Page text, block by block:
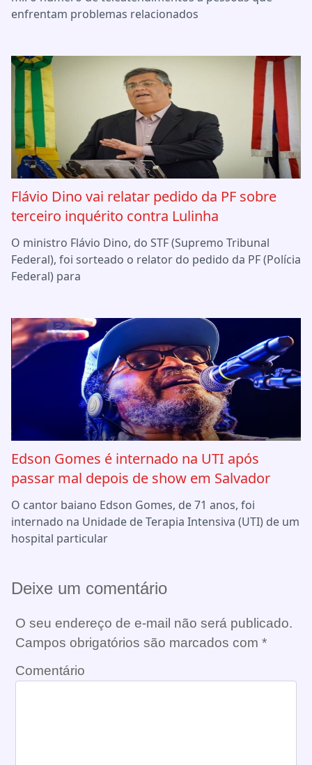
enfrentam problemas relacionados
Flávio Dino vai relatar pedido da PF sobre
terceiro inquérito contra Lulinha
O ministro Flávio Dino, do STF (Supremo Tribunal
Federal), foi sorteado o relator do pedido da PF (Polícia
Federal) para
Edson Gomes é internado na UTI após
passar mal depois de show em Salvador
O cantor baiano Edson Gomes, de 71 anos, foi
internado na Unidade de Terapia Intensiva (UTI) de um
hospital particular
Deixe um comentário
O seu endereço de e-mail não será publicado.
Campos obrigatórios são marcados com *
Comentário